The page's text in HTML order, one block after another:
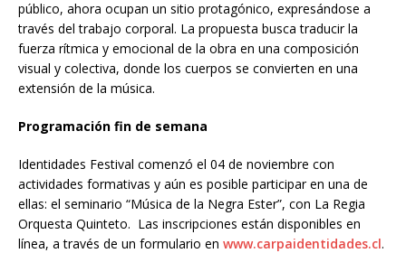
público, ahora ocupan un sitio protagónico, expresándose a
través del trabajo corporal. La propuesta busca traducir la
fuerza rítmica y emocional de la obra en una composición
visual y colectiva, donde los cuerpos se convierten en una
extensión de la música.
Programación fin de semana
Identidades Festival comenzó el 04 de noviembre con
actividades formativas y aún es posible participar en una de
ellas: el seminario “Música de la Negra Ester”, con La Regia
Orquesta Quinteto. Las inscripciones están disponibles en
línea, a través de un formulario en www.carpaidentidades.cl.